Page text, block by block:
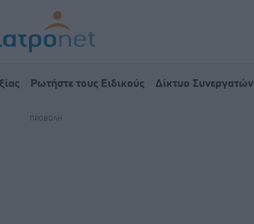
Ρωτήστε τους Ειδικούς Δίκτυο Συνεργατών